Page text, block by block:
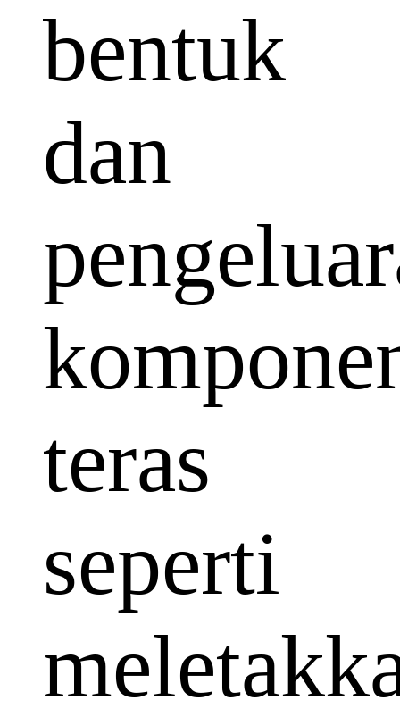
bentuk
dan
teras
seperti